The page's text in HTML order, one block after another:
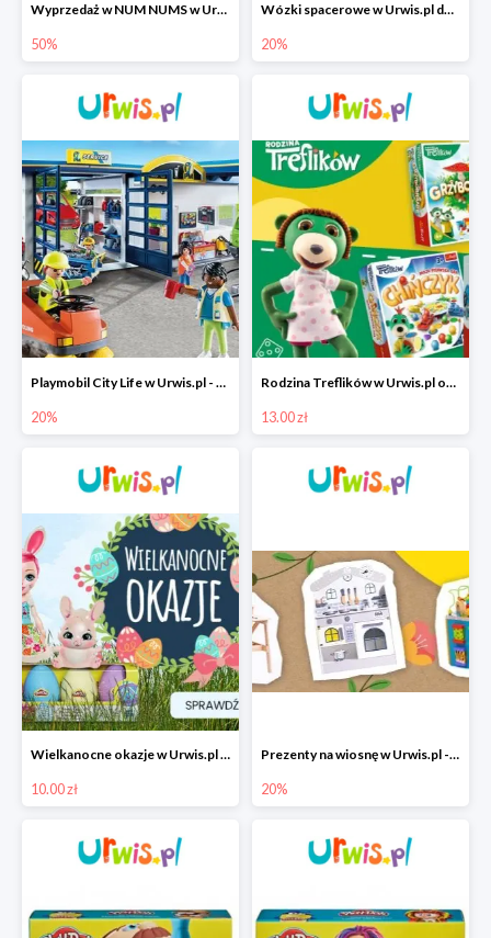
Wyprzedaż w NUM NUMS w Urwis.pl do -50%
50%
Wózki spacerowe w Urwis.pl do -20%
20%
Playmobil City Life w Urwis.pl - wybrane produkty -20%
20%
Rodzina Treflików w Urwis.pl od 13 zł
13.00 zł
Wielkanocne okazje w Urwis.pl od 10 zł
10.00 zł
Prezenty na wiosnę w Urwis.pl - zabawki Malowany Las -20%
20%